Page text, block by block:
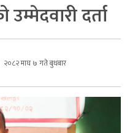
दर्ता
२०८२ माघ ७ गते बुधबार